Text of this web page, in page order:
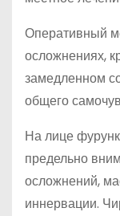
Оперативный
осложнениях,
замедленном
общего
На лице
предельно
осложнений,
иннервации.